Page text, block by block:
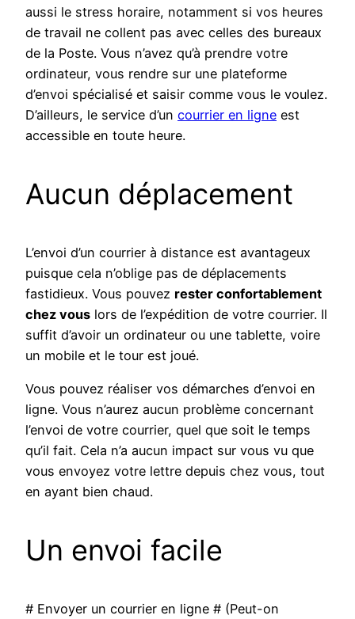
aussi le stress horaire, notamment si vos heures
de travail ne collent pas avec celles des bureaux
de la Poste. Vous n’avez qu’à prendre votre
ordinateur, vous rendre sur une plateforme
d’envoi spécialisé et saisir comme vous le voulez.
D’ailleurs, le service d’un courrier en ligne est
accessible en toute heure.
Aucun déplacement
L’envoi d’un courrier à distance est avantageux
puisque cela n’oblige pas de déplacements
fastidieux. Vous pouvez rester confortablement
chez vous lors de l’expédition de votre courrier. Il
suffit d’avoir un ordinateur ou une tablette, voire
un mobile et le tour est joué.
Vous pouvez réaliser vos démarches d’envoi en
ligne. Vous n’aurez aucun problème concernant
l’envoi de votre courrier, quel que soit le temps
qu’il fait. Cela n’a aucun impact sur vous vu que
vous envoyez votre lettre depuis chez vous, tout
en ayant bien chaud.
Un envoi facile
# Envoyer un courrier en ligne # (Peut-on